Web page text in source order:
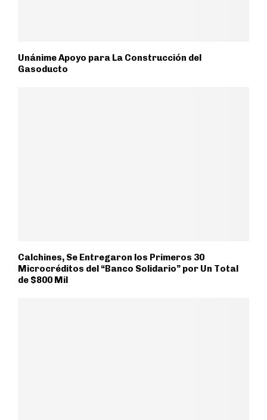
Unánime Apoyo para La Construcción del
Gasoducto
Calchines, Se Entregaron los Primeros 30
Microcréditos del “Banco Solidario” por Un Total
de $800 Mil